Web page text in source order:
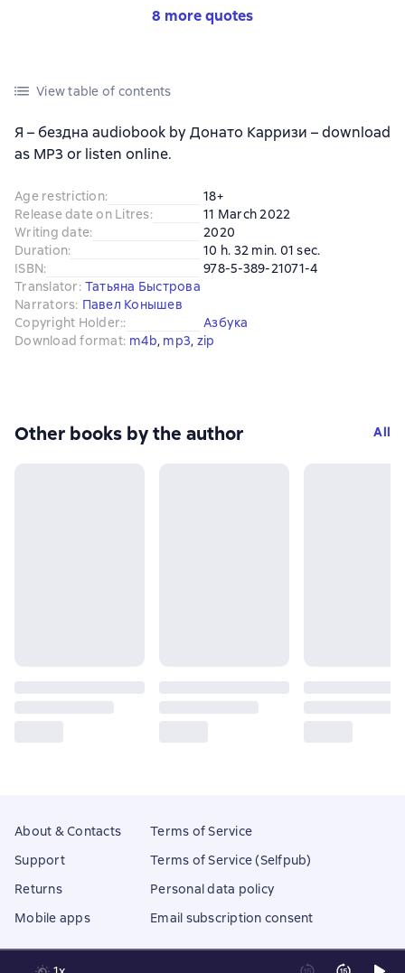
8 more quotes
View table of contents
Я – бездна audiobook by Донато Карризи – download
as MP3 or listen online.
Age restriction:
18+
Release date on Litres:
11 March 2022
Writing date:
2020
Duration:
10 h. 32 min. 01 sec.
ISBN:
978-5-389-21071-4
Translator: Татьяна Быстрова
Narrators: Павел Конышев
Copyright Holder::
Азбука
Download format: m4b, mp3, zip
Other books by the author All
About & Contacts
Support
Returns
Mobile apps
Terms of Service
Terms of Service (Selfpub)
Personal data policy
Email subscription consent